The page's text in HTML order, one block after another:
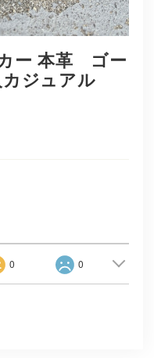
ー 本革 ゴー
ジュアル
0 0